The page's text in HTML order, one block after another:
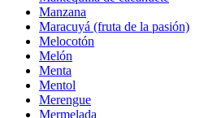
Manzana
Maracuyá (fruta de la pasión)
Melocotón
Melón
Menta
Mentol
Merengue
Mermelada